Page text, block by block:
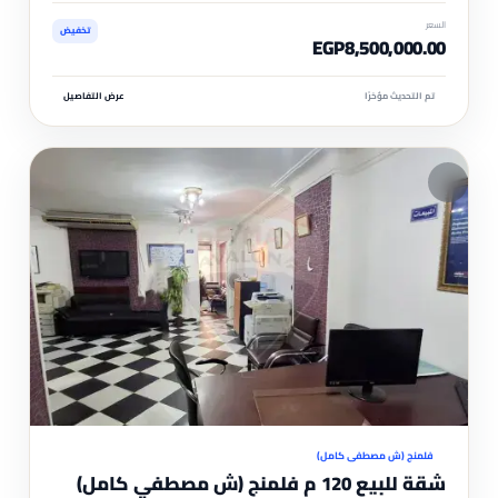
السعر
EGP8,500,000.00 تخفيض
تم التحديث مؤخرًا عرض التفاصيل
فلمنج (ش مصطفي كامل)
شقة للبيع 120 م فلمنج (ش مصطفي كامل)